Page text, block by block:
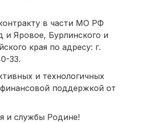
в части МО РФ
и Яровое, Бурлинского и
края по адресу: г.
33.
и технологичных
поддержкой от
и службы Родине!